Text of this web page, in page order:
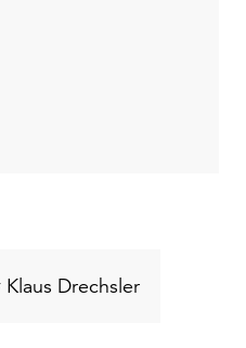
Klaus DrechslerSchlüsselwort